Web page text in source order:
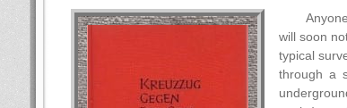
will soon
typical
through a